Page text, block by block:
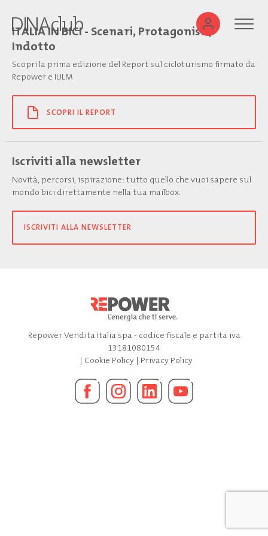
ITALIA IN BICI - Scenari, Protagonisti,
Indotto
Scopri la prima edizione del Report sul cicloturismo firmato da
Repower e IULM
SCOPRI IL REPORT
Iscriviti alla newsletter
Novità, percorsi, ispirazione: tutto quello che vuoi sapere sul
mondo bici direttamente nella tua mailbox.
ISCRIVITI ALLA NEWSLETTER
Repower Vendita Italia spa - codice fiscale e partita iva
13181080154
| Cookie Policy| Privacy Policy